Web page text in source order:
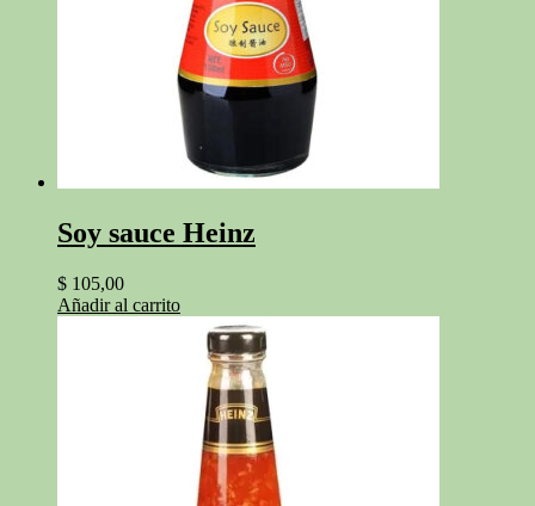
Soy sauce Heinz
$ 105,00
Añadir al carrito